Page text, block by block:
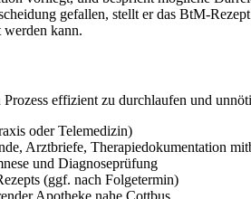
gefallen, stellt er das BtM-
werden kann.
effizient zu durchlaufen und
oder Telemedizin)
Arztbriefe, Therapiedokumentation
und Diagnoseprüfung
(ggf. nach Folgetermin)